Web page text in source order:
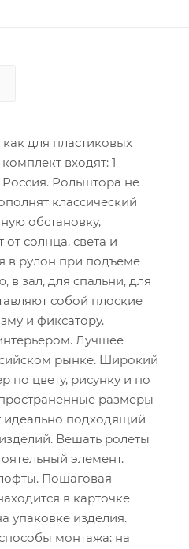
для пластиковых
входят: 1
Россия. Рольштора не
классический
обстановку,
солнца, света и
в рулон при подъеме
в зал, для спальни, для
собой плоские
и фиксатору.
Лучшее
рынке. Широкий
по цвету, рисунку и по
размеры
идеально подходящий
Вешать ролеты
элемент.
Пошаговая
в карточке
упаковке изделия.
монтажа: на